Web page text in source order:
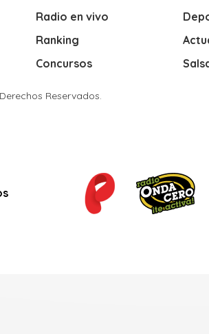
Radio en vivo
Ranking
Concursos
Reservados.